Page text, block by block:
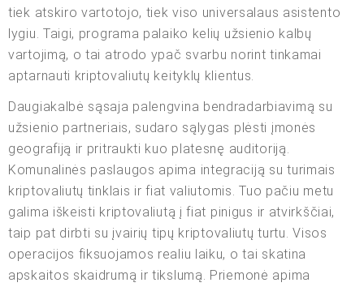
tiek atskiro vartotojo, tiek viso universalaus asistento
lygiu. Taigi, programa palaiko kelių užsienio kalbų
vartojimą, o tai atrodo ypač svarbu norint tinkamai
aptarnauti kriptovaliutų keityklų klientus.
Daugiakalbė sąsaja palengvina bendradarbiavimą su
užsienio partneriais, sudaro sąlygas plėsti įmonės
geografiją ir pritraukti kuo platesnę auditoriją.
Komunalinės paslaugos apima integraciją su turimais
kriptovaliutų tinklais ir fiat valiutomis. Tuo pačiu metu
galima iškeisti kriptovaliutą į fiat pinigus ir atvirkščiai,
taip pat dirbti su įvairių tipų kriptovaliutų turtu. Visos
operacijos fiksuojamos realiu laiku, o tai skatina
apskaitos skaidrumą ir tikslumą. Priemonė apima